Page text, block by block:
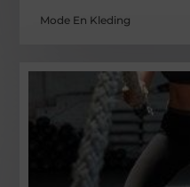
Mode En Kleding